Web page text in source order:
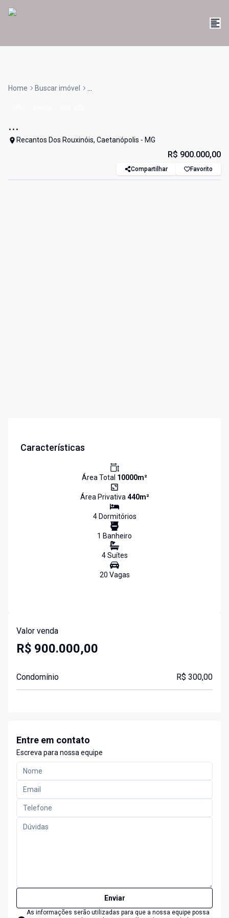
Home Buscar imóvel ...
...
Recantos Dos Rouxinóis, Caetanópolis - MG
R$ 900.000,00
Compartilhar Favorito
Características
Área Total 10000m²
Área Privativa440m²
4Dormitórios
1 Banheiro
4Suítes
20 Vagas
Valor venda
R$ 900.000,00
Condomínio R$ 300,00
Entre em contato
Escreva para nossa equipe
Enviar
As informações serão utilizadas para que a nossa equipe possa